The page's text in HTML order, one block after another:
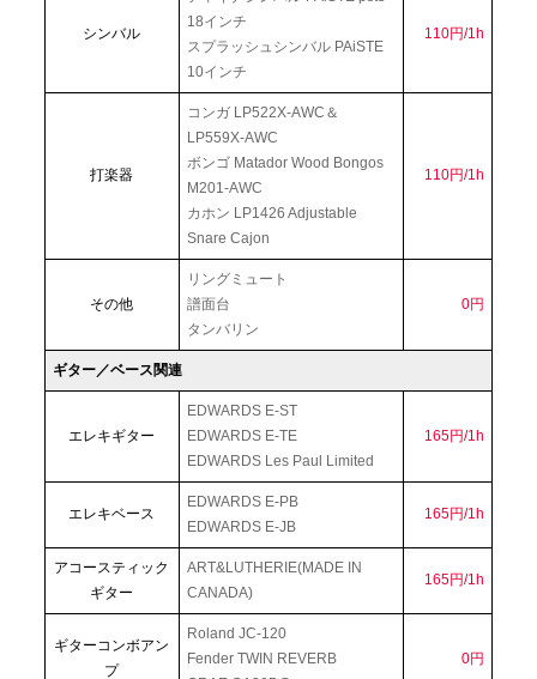
シンバル
18インチ
スプラッシュシンバル PAiSTE
10インチ
110円/1h
打楽器
コンガ LP522X-AWC＆
LP559X-AWC
ボンゴ Matador Wood Bongos
M201-AWC
カホン LP1426 Adjustable
Snare Cajon
110円/1h
その他
リングミュート
譜面台
タンバリン
0円
ギター／ベース関連
エレキギター
EDWARDS E-ST
EDWARDS E-TE
EDWARDS Les Paul Limited
165円/1h
エレキベース
EDWARDS E-PB
EDWARDS E-JB
165円/1h
アコースティック
ギター
ART&LUTHERIE(MADE IN
CANADA)
165円/1h
ギターコンボアン
プ
Roland JC-120
Fender TWIN REVERB
0円